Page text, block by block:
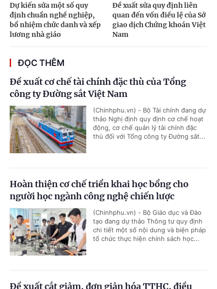
Dự kiến sửa một số quy
định chuẩn nghề nghiệp,
bổ nhiệm chức danh và xếp
lương nhà giáo
Đề xuất sửa quy định liên
quan đến vốn điều lệ của Sở
giao dịch Chứng khoán Việt
Nam
ĐỌC THÊM
Đề xuất cơ chế tài chính đặc thù của Tổng
công ty Đường sắt Việt Nam
(Chinhphu.vn) - Bộ Tài chính đang dự
thảo Nghị định quy định cơ chế hoạt
động, cơ chế quản lý tài chính đặc
thù đối với Tổng công ty Đường sắt...
Hoàn thiện cơ chế triển khai học bổng cho
người học ngành công nghệ chiến lược
(Chinhphu.vn) - Bộ Giáo dục và Đào
tạo đang dự thảo Thông tư quy định
chi tiết một số nội dung và biện pháp
tổ chức thực hiện chính sách học...
Đề xuất cắt giảm, đơn giản hóa TTHC, điều